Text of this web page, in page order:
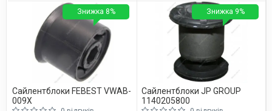
Сайлентблоки FEBEST VWAB-
009X
Знижка 8%
Сайлентблоки JP GROUP
1140205800
Знижка 9%